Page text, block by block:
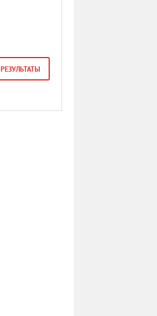
РЕЗУЛЬТАТЫ